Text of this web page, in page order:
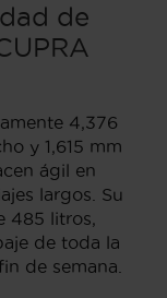
de
4,376
y 1,615 mm
ágil en
largos. Su
485 litros,
de toda la
de semana.